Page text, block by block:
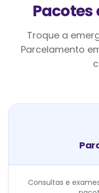
Troque a
Parcelamento
Consultas e